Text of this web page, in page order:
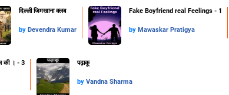
दिल्ली जिमखाना क्लब
by Devendra Kumar
Fake Boyfriend real Feelings - 1
by Mawaskar Pratigya
की । - 3 पढ़ाकू
by Vandna Sharma